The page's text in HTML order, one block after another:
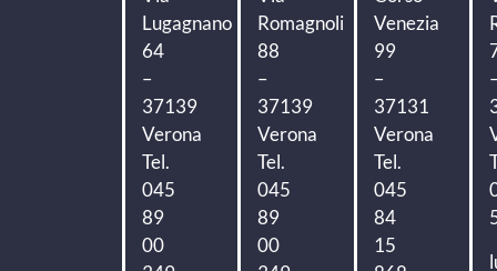
Lugagnano
64
–
37139
Verona
Tel.
045
89
00
Romagnoli
88
–
37139
Verona
Tel.
045
89
00
Venezia
99
–
37131
Verona
Tel.
045
84
15